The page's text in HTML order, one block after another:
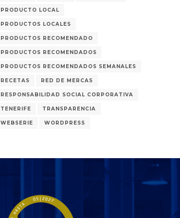
PRODUCTO LOCAL
PRODUCTOS LOCALES
PRODUCTOS RECOMENDADO
PRODUCTOS RECOMENDADOS
PRODUCTOS RECOMENDADOS SEMANALES
RECETAS RED DE MERCAS
RESPONSABILIDAD SOCIAL CORPORATIVA
TENERIFE TRANSPARENCIA
WEBSERIE WORDPRESS